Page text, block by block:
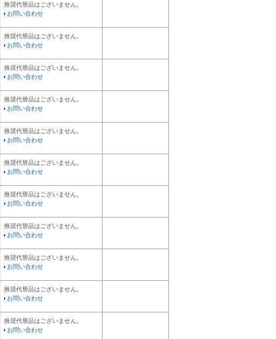
推奨代替品はございません。
お問い合わせ
推奨代替品はございません。
お問い合わせ
推奨代替品はございません。
お問い合わせ
推奨代替品はございません。
お問い合わせ
推奨代替品はございません。
お問い合わせ
推奨代替品はございません。
お問い合わせ
推奨代替品はございません。
お問い合わせ
推奨代替品はございません。
お問い合わせ
推奨代替品はございません。
お問い合わせ
推奨代替品はございません。
お問い合わせ
推奨代替品はございません。
お問い合わせ